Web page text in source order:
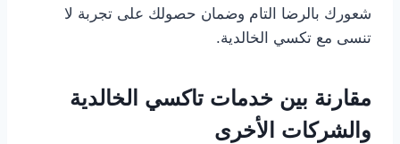
شعورك بالرضا التام وضمان حصولك على تجربة لا
تنسى مع تكسي الخالدية.
مقارنة بين خدمات تاكسي الخالدية
والشركات الأخرى